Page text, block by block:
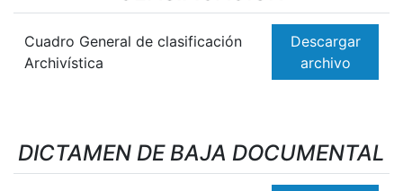
Cuadro General de clasificación
Archivística
Descargar
archivo
DICTAMEN DE BAJA DOCUMENTAL